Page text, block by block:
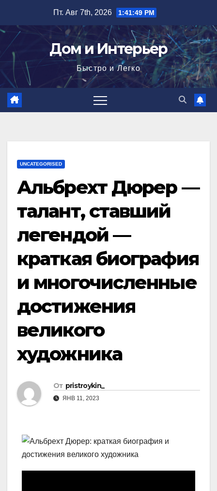
содержимому
Пт. Авг 7th, 2026 1:41:50 PM
Дом и Интерьер
Быстро и Легко
UNCATEGORISED
Альбрехт Дюрер —
талант, ставший
легендой —
краткая биография
и многочисленные
достижения
великого
художника
От pristroykin_
ЯНВ 11, 2023